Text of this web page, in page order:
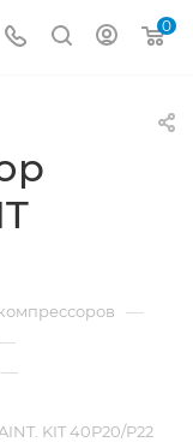
0
—
—
KIT 40P20/P22